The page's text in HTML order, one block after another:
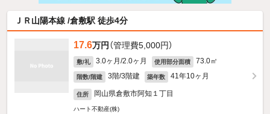
ＪＲ山陽本線 /倉敷駅 徒歩4分
17.6万円 （管理費5,000円）
敷/礼 3.0ヶ月/2.0ヶ月 使用部分面積 73.0㎡
階数/階建 3階/3階建 築年数 41年10ヶ月
住所 岡山県倉敷市阿知１丁目
ハート不動産(株)